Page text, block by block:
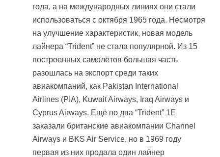
года, а на международных линиях они стали
использоваться с октября 1965 года. Несмотря
на улучшение характеристик, новая модель
лайнера “Trident” не стала популярной. Из 15
построенных самолётов большая часть
разошлась на экспорт среди таких
авиакомпаний, как Pakistan International
Airlines (PIA), Kuwait Airways, Iraq Airways и
Cyprus Airways. Ещё по два “Trident” 1E
заказали британские авиакомпании Channel
Airways и BKS Air Service, но в 1969 году
первая из них продала один лайнер